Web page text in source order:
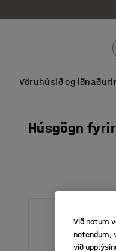
Vöruhúsið og
Húsgögn
Við notum
notendum,
við